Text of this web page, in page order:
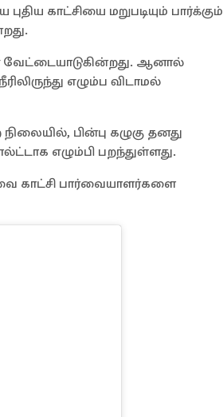
காட்சியை மறுபடியும் பார்க்கும்
ஆனால்
எழும்ப விடாமல்
பின்பு கழுகு தனது
எழும்பி பறந்துள்ளது.
காட்சி பார்வையாளர்களை